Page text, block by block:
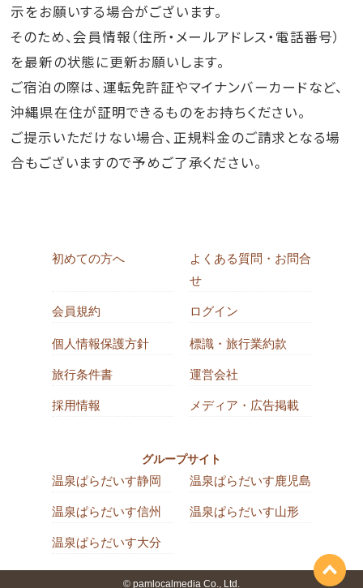
示をお願いする場合がございます。
そのため、会員情報（住所・メールアドレス・電話番号）
を最新の状態に更新お願いします。
ご宿泊の際は、運転免許証やマイナンバーカードなど、
沖縄県在住が証明できるものをお持ちください。
ご提示いただけない場合、正規料金のご請求となる場
合もございますので予めご了承ください。
初めての方へ
よくある質問・お問合
せ
会員規約 ログイン
個人情報保護方針 標識・旅行業約款
旅行条件書 運営会社
採用情報 メディア・広告掲載
グループサイト
温泉ぱらだいす静岡 温泉ぱらだいす鹿児島
温泉ぱらだいす信州 温泉ぱらだいす山形
温泉ぱらだいす大分
© pamlocalmedia Co., Ltd.